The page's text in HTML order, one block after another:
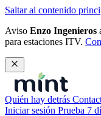
Saltar al contenido
Aviso Enzo Ingenieros
para estaciones ITV.
Quién hay detrás
Iniciar sesión Prueba 7